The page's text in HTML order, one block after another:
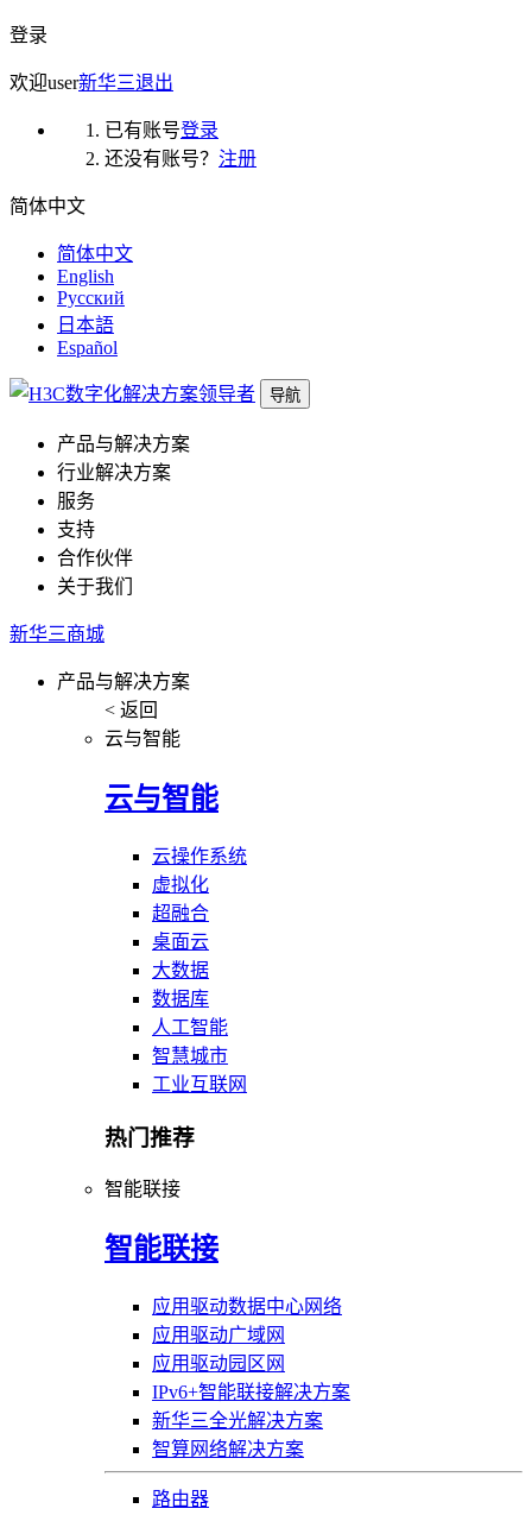
登录
欢迎user新华三退出
已有账号登录
还没有账号？ 注册
简体中文
简体中文
English
Русский
日本語
Español
导航
产品与解决方案
行业解决方案
服务
支持
合作伙伴
关于我们
新华三商城
产品与解决方案
< 返回
云与智能
云与智能
云操作系统
虚拟化
超融合
桌面云
大数据
数据库
人工智能
智慧城市
工业互联网
热门推荐
智能联接
智能联接
应用驱动数据中心网络
应用驱动广域网
应用驱动园区网
IPv6+智能联接解决方案
新华三全光解决方案
智算网络解决方案
路由器